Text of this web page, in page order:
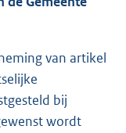
van artikel
bij
wordt